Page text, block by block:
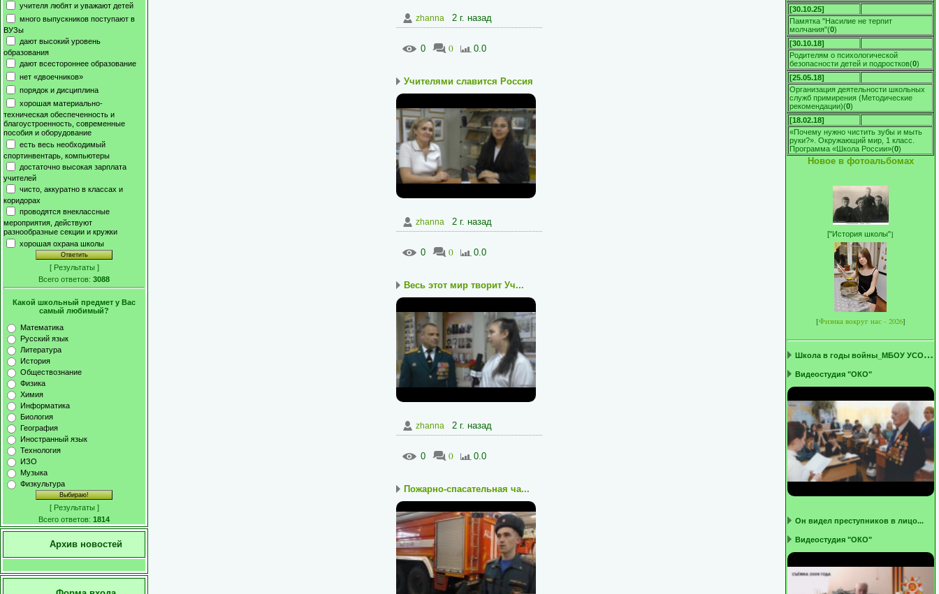
учителя любят и уважают детей
много выпускников поступают в
ВУЗы
дают высокий уровень
образования
дают всестороннее образование
нет «двоечников»
порядок и дисциплина
хорошая материально-
техническая обеспеченность и
благоустроенность, современные
пособия и оборудование
есть весь необходимый
спортинвентарь, компьютеры
достаточно высокая зарплата
учителей
чисто, аккуратно в классах и
коридорах
проводятся внеклассные
мероприятия, действуют
разнообразные секции и кружки
хорошая охрана школы
[ Результаты ]
Всего ответов: 3088
Какой школьный предмет у Вас
самый любимый?
Математика
Русский язык
Литература
История
Обществознание
Физика
Химия
Информатика
Биология
География
Иностранный язык
Технология
ИЗО
Музыка
Физкультура
[ Результаты ]
Всего ответов: 1814
Архив новостей
zhanna 2 г. назад
0 0 0.0
Учителями славится Россия
zhanna 2 г. назад
0 0 0.0
Весь этот мир творит Уч...
zhanna 2 г. назад
0 0 0.0
Пожарно-спасательная ча...
[30.10.25]
Памятка "Насилие не терпит
молчания"(0)
[30.10.18]
Родителям о психологической
безопасности детей и подростков(0)
[25.05.18]
Организация деятельности школьных
служб примирения (Методические
рекомендации)(0)
[18.02.18]
«Почему нужно чистить зубы и мыть
руки?». Окружающий мир, 1 класс.
Программа «Школа России»(0)
Новое в фотоальбомах
["История школы"]
[Физика вокруг нас - 2026]
Ш
кола в годы войны_МБОУ УСОШ1 ...
Видеостудия "ОКО"
Он видел преступников в лицо...
Видеостудия "ОКО"